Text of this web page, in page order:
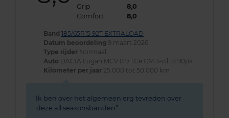
Grip
8,0
Comfort
8,0
Band 185/65R15 92T EXTRALOAD
Datum beoordeling 9 maart 2026
Type rijder Normaal
Auto DACIA Logan MCV 0.9 TCe CM 3-cil. B 90pk
Kilometer per jaar 25.000 tot 50.000 km
Ik ben over het algemeen erg tevreden over
deze all seasonsbanden